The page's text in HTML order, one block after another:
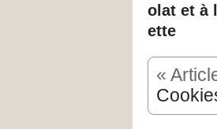
olat et à
ette
«